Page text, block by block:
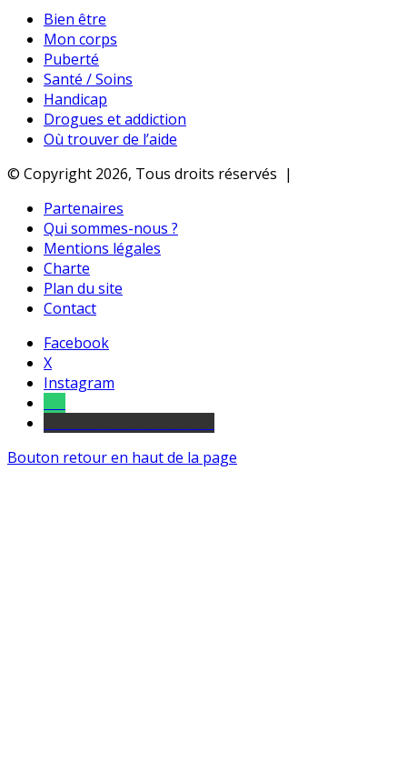
Bien être
Mon corps
Puberté
Santé / Soins
Handicap
Drogues et addiction
Où trouver de l’aide
© Copyright 2026, Tous droits réservés |
Partenaires
Qui sommes-nous ?
Mentions légales
Charte
Plan du site
Contact
Facebook
X
Instagram
Bouton retour en haut de la page